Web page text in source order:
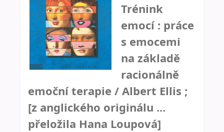
Trénink
emocí : práce
s emocemi
na základě
racionálně
emoční terapie /Albert Ellis ;
[z anglického originálu ...
přeložila Hana Loupová]